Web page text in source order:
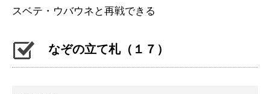
スベテ・ウバウネと再戦できる
なぞの立て札（１７）